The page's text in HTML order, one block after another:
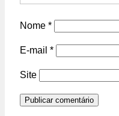
Nome *
E-mail *
Site